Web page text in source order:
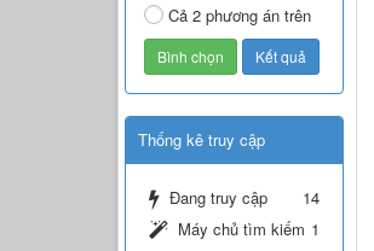
Cả 2 phương án trên
Thống kê truy cập
Đang truy cập
14
Máy chủ tìm kiếm 1